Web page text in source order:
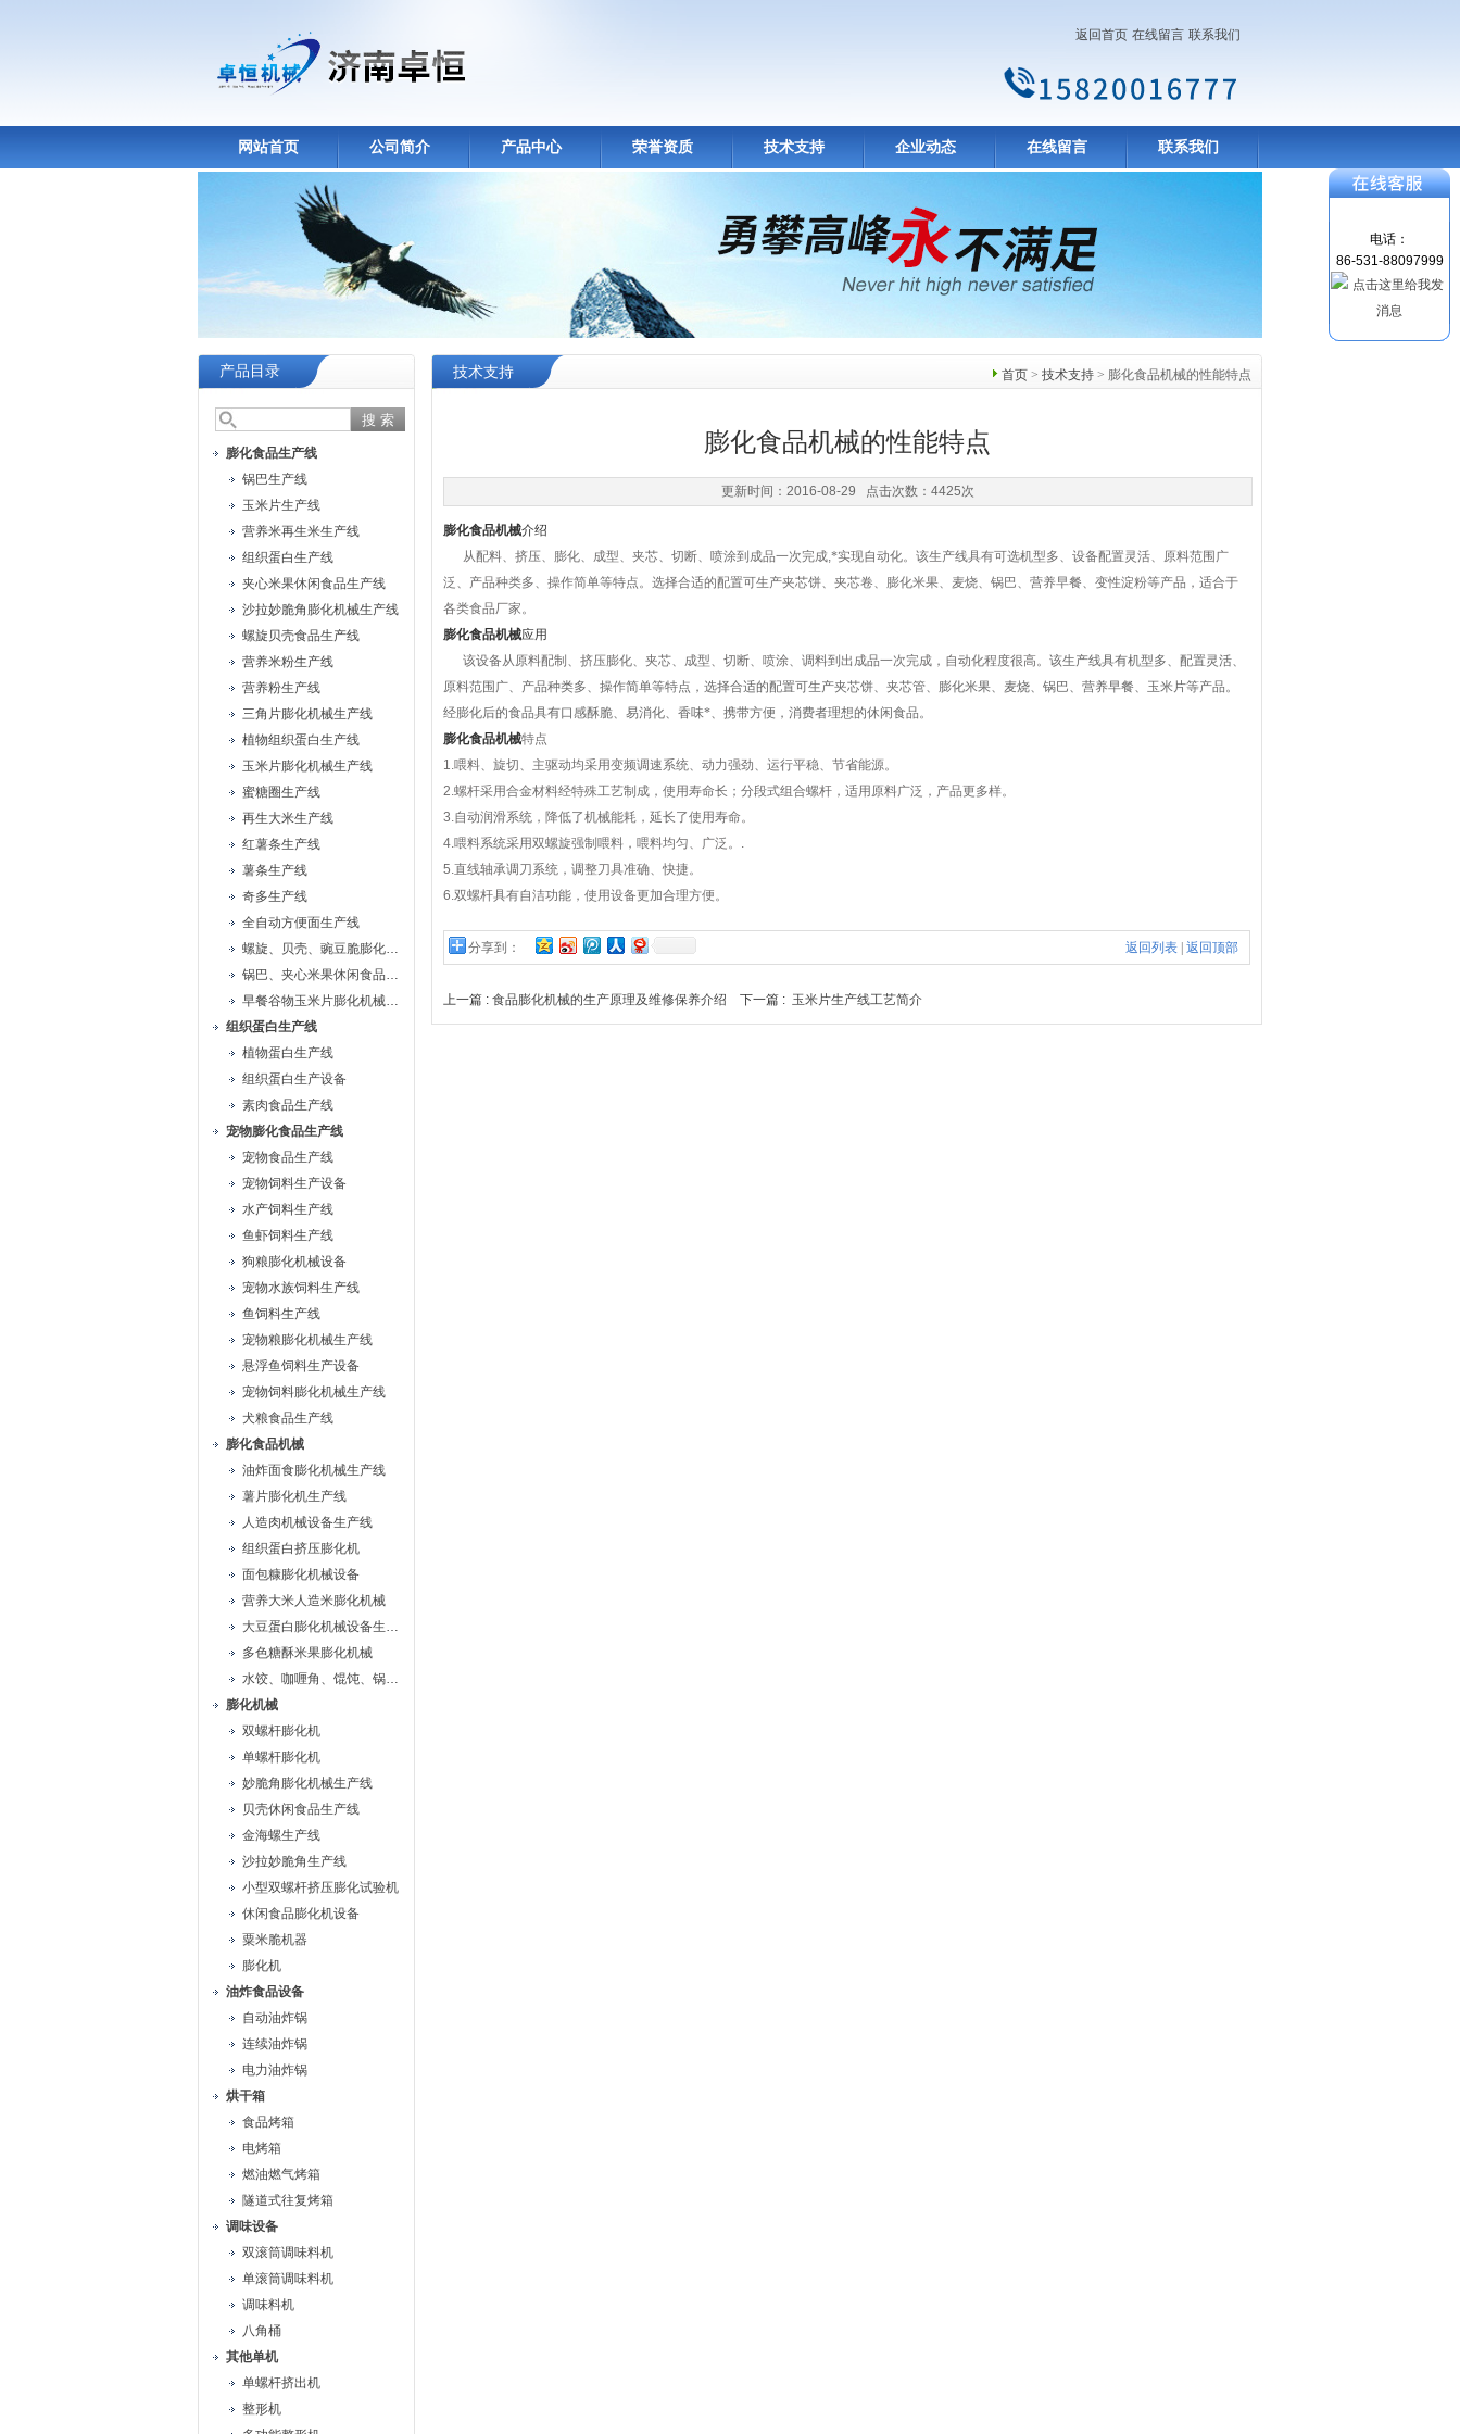
返回首页 在线留言 联系我们
网站首页 公司简介 产品中心 荣誉资质 技术支持 企业动态 在线留言 联系我们
产品目录
膨化食品生产线
锅巴生产线
玉米片生产线
营养米再生米生产线
组织蛋白生产线
夹心米果休闲食品生产线
沙拉妙脆角膨化机械生产线
螺旋贝壳食品生产线
营养米粉生产线
营养粉生产线
三角片膨化机械生产线
植物组织蛋白生产线
玉米片膨化机械生产线
蜜糖圈生产线
再生大米生产线
红薯条生产线
薯条生产线
奇多生产线
全自动方便面生产线
螺旋、贝壳、豌豆脆膨化机械设备生产线
锅巴、夹心米果休闲食品生产线
早餐谷物玉米片膨化机械生产线
组织蛋白生产线
植物蛋白生产线
组织蛋白生产设备
素肉食品生产线
宠物膨化食品生产线
宠物食品生产线
宠物饲料生产设备
水产饲料生产线
鱼虾饲料生产线
狗粮膨化机械设备
宠物水族饲料生产线
鱼饲料生产线
宠物粮膨化机械生产线
悬浮鱼饲料生产设备
宠物饲料膨化机械生产线
犬粮食品生产线
膨化食品机械
油炸面食膨化机械生产线
薯片膨化机生产线
人造肉机械设备生产线
组织蛋白挤压膨化机
面包糠膨化机械设备
营养大米人造米膨化机械
大豆蛋白膨化机械设备生产线
多色糖酥米果膨化机械
水饺、咖喱角、馄饨、锅贴机
膨化机械
双螺杆膨化机
单螺杆膨化机
妙脆角膨化机械生产线
贝壳休闲食品生产线
金海螺生产线
沙拉妙脆角生产线
小型双螺杆挤压膨化试验机
休闲食品膨化机设备
粟米脆机器
膨化机
油炸食品设备
自动油炸锅
连续油炸锅
电力油炸锅
烘干箱
食品烤箱
电烤箱
燃油燃气烤箱
隧道式往复烤箱
调味设备
双滚筒调味料机
单滚筒调味料机
调味料机
八角桶
其他单机
单螺杆挤出机
整形机
首页 > 技术支持 > 膨化食品机械的性能特点
技术支持
膨化食品机械的性能特点
更新时间：2016-08-29 点击次数：4425次
膨化食品机械介绍
从配料、挤压、膨化、成型、夹芯、切断、喷涂到成品一次完成,*实现自动化。 该生产线具有可选机型多、设备配置灵活、原料范围广
泛、产品种类多、操作简单等特点。 选择合适的配置可生产夹芯饼、夹芯卷、膨化米果、麦烧、锅巴、营养早餐、变性淀粉等产品，适合于
各类食品厂家。
膨化食品机械应用
该设备从原料配制、挤压膨化、夹芯、成型、切断、喷涂、调料到出成品一次完成，自动化程度很高。 该生产线具有机型多、配置灵活、
原料范围广、产品种类多、操作简单等特点，选择合适的配置可生产夹芯饼、夹芯管、膨化米果、麦烧、锅巴、营养早餐、玉米片等产品。
经膨化后的食品具有口感酥脆、易消化、香味*、携带方便，消费者理想的休闲食品。
膨化食品机械特点
1.喂料、旋切、主驱动均采用变频调速系统、动力强劲、运行平稳、节省能源。
2.螺杆采用合金材料经特殊工艺制成，使用寿命长；分段式组合螺杆，适用原料广泛，产品更多样。
3.自动润滑系统，降低了机械能耗，延长了使用寿命。
4.喂料系统采用双螺旋强制喂料，喂料均匀、广泛。.
5.直线轴承调刀系统，调整刀具准确、快捷。
6.双螺杆具有自洁功能，使用设备更加合理方便。
分享到： 返回列表 返回顶部
上一篇 : 食品膨化机械的生产原理及维修保养介绍 下一篇 : 玉米片生产线工艺简介
电话：
86-531-88097999